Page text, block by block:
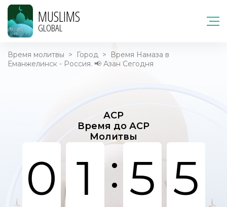
MUSLIMS
GLOBAL
Время молитвы > Город >
Время Намаза в
Еманжелинск - Россия. 📢 Азан Сегодня
АСР
Время до АСР
Молитвы
0 1 : 5 5